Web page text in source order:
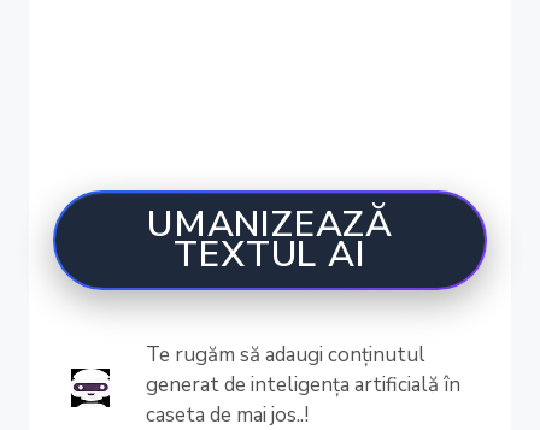
UMANIZEAZĂ
TEXTUL AI
Te rugăm să adaugi conținutul
generat de inteligența artificială în
caseta de mai jos..!